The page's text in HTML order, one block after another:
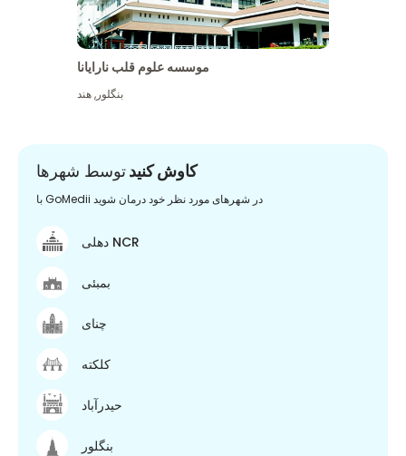
موسسه علوم قلب نارایانا
بنگلور,هند
کاوش کنیدتوسط شهرها
با GoMedii در شهرهای مورد نظر خود درمان شوید
دهلی NCR
بمبئی
چنای
کلکته
حیدرآباد
بنگلور